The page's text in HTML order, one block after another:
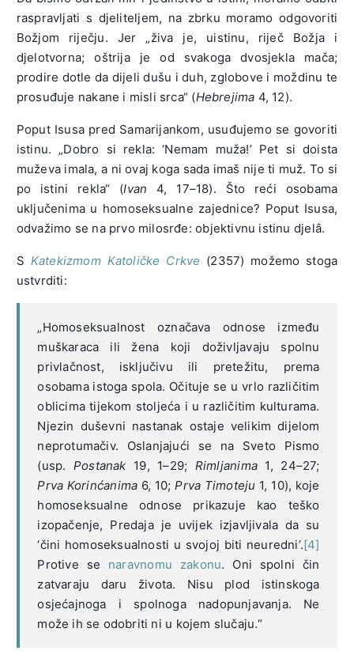
raspravljati s djeliteljem, na zbrku moramo odgovoriti
Božjom riječju. Jer „živa je, uistinu, riječ Božja i
djelotvorna; oštrija je od svakoga dvosjekla mača;
prodire dotle da dijeli dušu i duh, zglobove i moždinu te
prosuđuje nakane i misli srca“ (Hebrejima 4, 12).
Poput Isusa pred Samarijankom, usuđujemo se govoriti
istinu. „Dobro si rekla: ‘Nemam muža!’ Pet si doista
muževa imala, a ni ovaj koga sada imaš nije ti muž. To si
po istini rekla“ (Ivan 4, 17–18). Što reći osobama
uključenima u homoseksualne zajednice? Poput Isusa,
odvažimo se na prvo milosrđe: objektivnu istinu djelâ.
S Katekizmom Katoličke Crkve (2357) možemo stoga
ustvrditi:
„Homoseksualnost označava odnose između
muškaraca ili žena koji doživljavaju spolnu
privlačnost, isključivu ili pretežitu, prema
osobama istoga spola. Očituje se u vrlo različitim
oblicima tijekom stoljeća i u različitim kulturama.
Njezin duševni nastanak ostaje velikim dijelom
neprotumačiv. Oslanjajući se na Sveto Pismo
(usp. Postanak 19, 1–29; Rimljanima1, 24–27;
Prva Korinćanima 6, 10;Prva Timoteju 1, 10), koje
homoseksualne odnose prikazuje kao teško
izopačenje, Predaja je uvijek izjavljivala da su
‘čini homoseksualnosti u svojoj biti neuredni’.[4]
Protive se naravnomu zakonu. Oni spolni čin
zatvaraju daru života. Nisu plod istinskoga
osjećajnoga i spolnoga nadopunjavanja. Ne
može ih se odobriti ni u kojem slučaju.“